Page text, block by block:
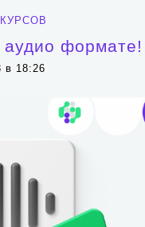
аудио формате!
в 18:26